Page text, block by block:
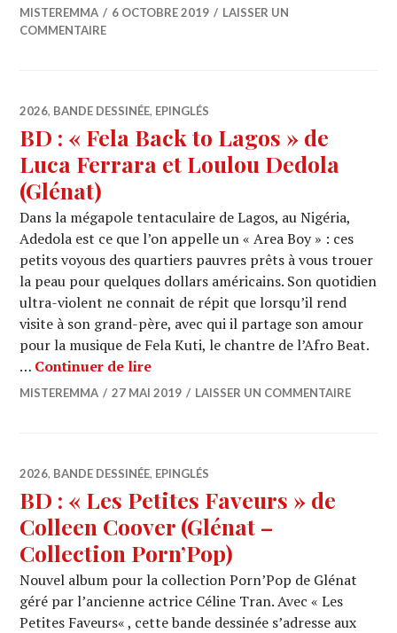
MISTEREMMA 6 OCTOBRE 2019
LAISSER UN
COMMENTAIRE
2026, BANDE DESSINÉE, EPINGLÉS
BD : « Fela Back to Lagos » de
Luca Ferrara et Loulou Dedola
(Glénat)
Dans la mégapole tentaculaire de Lagos, au Nigéria,
Adedola est ce que l’on appelle un « Area Boy » : ces
petits voyous des quartiers pauvres prêts à vous trouer
la peau pour quelques dollars américains. Son quotidien
ultra-violent ne connait de répit que lorsqu’il rend
visite à son grand-père, avec qui il partage son amour
pour la musique de Fela Kuti, le chantre de l’Afro Beat.
… Continuer de lireBD : « Fela Back to Lagos » de
MISTEREMMA 27 MAI 2019 LAISSER UN COMMENTAIRE
2026, BANDE DESSINÉE, EPINGLÉS
BD : « Les Petites Faveurs » de
Colleen Coover (Glénat –
Collection Porn’Pop)
Nouvel album pour la collection Porn’Pop de Glénat
géré par l’ancienne actrice Céline Tran. Avec « Les
Petites Faveurs« , cette bande dessinée s’adresse aux